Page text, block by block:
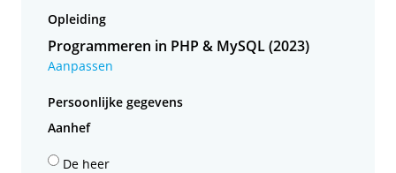
Opleiding
Programmeren in PHP & MySQL (2023)
Aanpassen
Persoonlijke gegevens
Aanhef
De heer